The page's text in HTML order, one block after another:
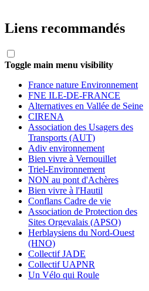
Liens recommandés
Toggle main menu visibility
France nature Environnement
FNE ILE-DE-FRANCE
Alternatives en Vallée de Seine
CIRENA
Association des Usagers des
Transports (AUT)
Adiv environnement
Bien vivre à Vernouillet
Triel-Environnement
NON au pont d'Achères
Bien vivre à l'Hautil
Conflans Cadre de vie
Association de Protection des
Sites Orgevalais (APSO)
Herblaysiens du Nord-Ouest
(HNO)
Collectif JADE
Collectif UAPNR
Un Vélo qui Roule